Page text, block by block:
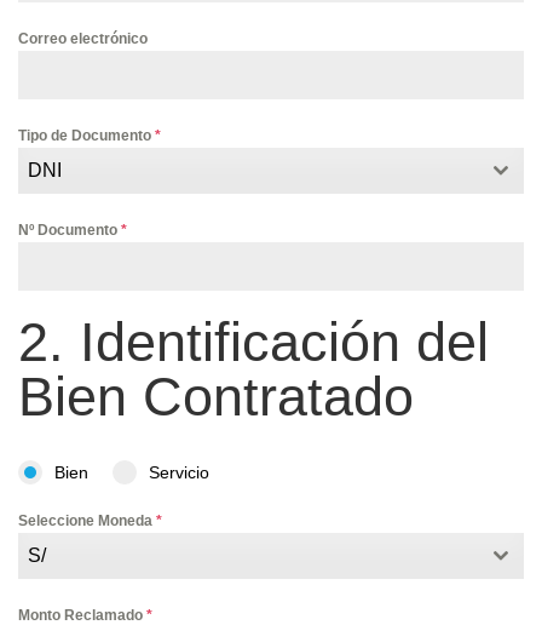
Correo electrónico
Tipo de Documento *
DNI
Nº Documento *
2. Identificación del
Bien Contratado
Bien Servicio
Seleccione Moneda *
S/
Monto Reclamado *